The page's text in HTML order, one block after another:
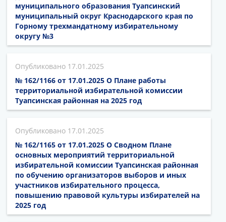
муниципального образования Туапсинский
муниципальный округ Краснодарского края по
Горному трехмандатному избирательному
округу №3
17.01.2025
№ 162/1166 от 17.01.2025 О Плане работы
территориальной избирательной комиссии
Туапсинская районная на 2025 год
17.01.2025
№ 162/1165 от 17.01.2025 О Сводном Плане
основных мероприятий территориальной
избирательной комиссии Туапсинская районная
по обучению организаторов выборов и иных
участников избирательного процесса,
повышению правовой культуры избирателей на
2025 год